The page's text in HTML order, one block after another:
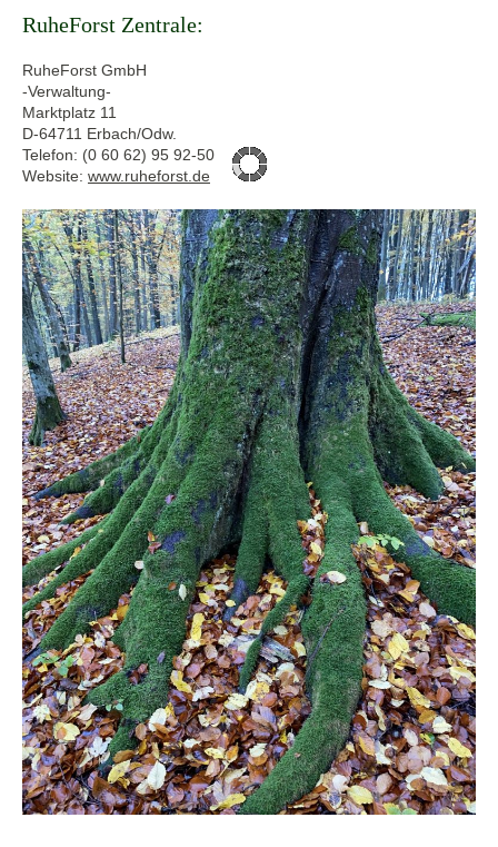
RuheForst Zentrale:
RuheForst GmbH
-Verwaltung-
Marktplatz 11
D-64711 Erbach/Odw.
Telefon: (0 60 62) 95 92-50
Website: www.ruheforst.de